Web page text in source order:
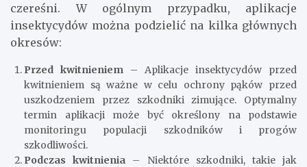
czereśni. W ogólnym przypadku, aplikacje
insektycydów można podzielić na kilka głównych
okresów:
Przed kwitnieniem – Aplikacje insektycydów przed
kwitnieniem są ważne w celu ochrony pąków przed
uszkodzeniem przez szkodniki zimujące. Optymalny
termin aplikacji może być określony na podstawie
monitoringu populacji szkodników i progów
szkodliwości.
Podczas kwitnienia – Niektóre szkodniki, takie jak